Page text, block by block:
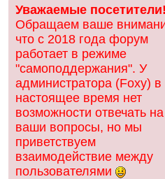
Уважаемые посетители!
Обращаем ваше
что с 2018 года форум
работает в режиме
"самоподдержания". У
администратора (Foxy) в
настоящее время нет
возможности отвечать на
ваши вопросы, но мы
приветствуем
взаимодействие между
пользователями